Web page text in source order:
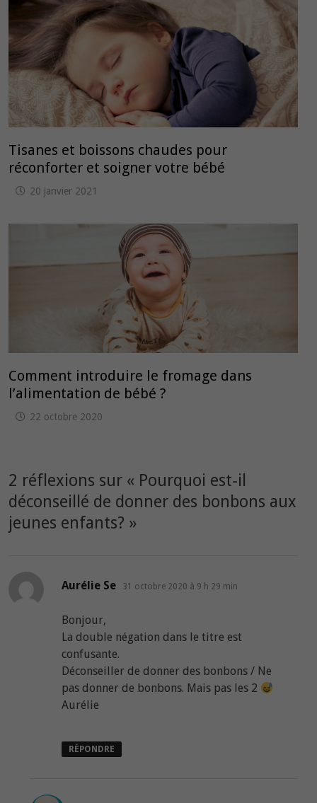
Tisanes et boissons chaudes pour
réconforter et soigner votre bébé
20 janvier 2021
Comment introduire le fromage dans
l’alimentation de bébé ?
22 octobre 2020
2 réflexions sur « Pourquoi est-il
déconseillé de donner des bonbons aux
jeunes enfants? »
Aurélie Se dit :
31 octobre 2020 à 9 h 29 min
Bonjour,
La double négation dans le titre est
confusante.
Déconseiller de donner des bonbons / Ne
pas donner de bonbons. Mais pas les 2
Aurélie
RÉPONDRE